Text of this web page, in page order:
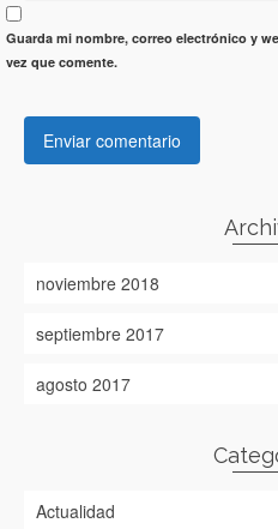
Guarda mi nombre, correo electrónico y
vez que comente.
noviembre 2018
septiembre 2017
agosto 2017
Actualidad